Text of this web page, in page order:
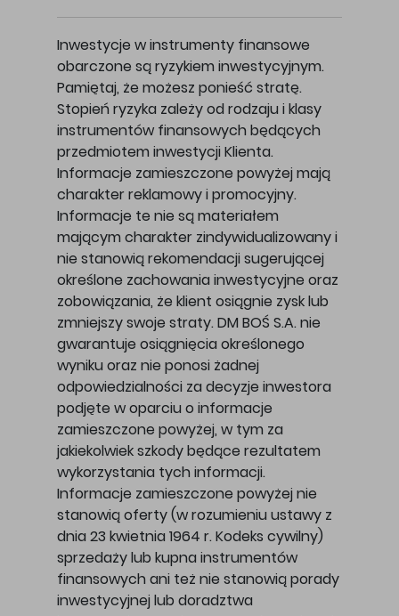
Inwestycje w instrumenty finansowe
obarczone są ryzykiem inwestycyjnym.
Pamiętaj, że możesz ponieść stratę.
Stopień ryzyka zależy od rodzaju i klasy
instrumentów finansowych będących
przedmiotem inwestycji Klienta.
Informacje zamieszczone powyżej mają
charakter reklamowy i promocyjny.
Informacje te nie są materiałem
mającym charakter zindywidualizowany i
nie stanowią rekomendacji sugerującej
określone zachowania inwestycyjne oraz
zobowiązania, że klient osiągnie zysk lub
zmniejszy swoje straty. DM BOŚ S.A. nie
gwarantuje osiągnięcia określonego
wyniku oraz nie ponosi żadnej
odpowiedzialności za decyzje inwestora
podjęte w oparciu o informacje
zamieszczone powyżej, w tym za
jakiekolwiek szkody będące rezultatem
wykorzystania tych informacji.
Informacje zamieszczone powyżej nie
stanowią oferty (w rozumieniu ustawy z
dnia 23 kwietnia 1964 r. Kodeks cywilny)
sprzedaży lub kupna instrumentów
finansowych ani też nie stanowią porady
inwestycyjnej lub doradztwa